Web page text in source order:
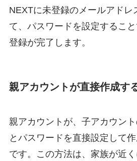
NEXTに未登録のメールアドレ
て、パスワードを設定するこ
登録が完了します。
親アカウントが直接作成す
親アカウントが、子アカウン
とパスワードを直接設定して
です。この方法は、家族が近